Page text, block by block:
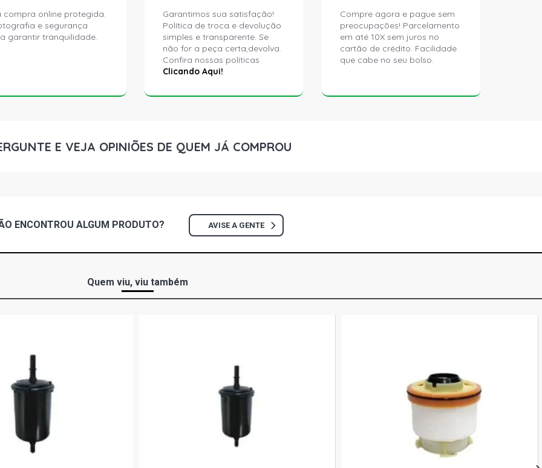
206 SOLEIL HATCH 1.0 16V GASOLINA (2001 -
2004)
206 PRESENCE HATCH 1.4 8V GASOLINA (2004 -
206 PASSION HATCH 1.6 16V TU5JP4 GASOLINA
206 TECHNO HATCH 1.6 16V GASOLINA (2003 -
compra online protegida.
e segurança
garantir tranquilidade.
Garantimos sua satisfação!
Política de troca e devolução
simples e transparente. Se
não for a peça certa,devolva.
Confira nossas políticas
Clicando Aqui!
Compre agora e pague sem
preocupações! Parcelamento
em até 10X sem juros no
cartão de crédito. Facilidade
que cabe no seu bolso.
E VEJA OPINIÕES DE QUEM JÁ COMPROU
ENCONTROU ALGUM PRODUTO? AVISE A GENTE
Quem viu, viu também